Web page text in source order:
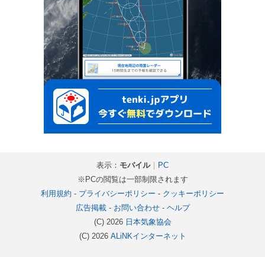
表示： モバイル｜
PC
※PCの閲覧は一部制限されます
利用規約 - プライバシーポリシー - クッキーポリシー
広告掲載- お問い合わせ- ヘルプ
(C) 2026 日本気象協会
(C) 2026 ALiNKインターネット